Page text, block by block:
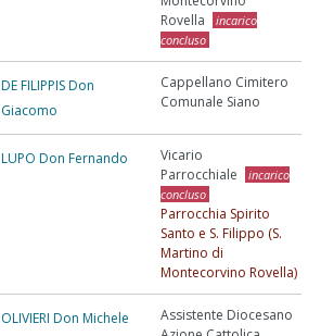
Rovella
incarico
concluso
DE FILIPPIS Don
Giacomo
Cappellano Cimitero
Comunale Siano
LUPO Don Fernando
Vicario
Parrocchiale
incarico
concluso
Parrocchia Spirito
Santo e S. Filippo (S.
Martino di
Montecorvino Rovella)
OLIVIERI Don Michele
Assistente Diocesano